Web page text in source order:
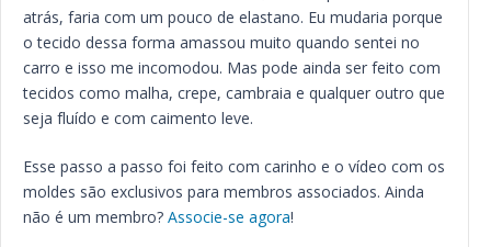
atrás, faria com um pouco de elastano. Eu mudaria porque
o tecido dessa forma amassou muito quando sentei no
carro e isso me incomodou. Mas pode ainda ser feito com
tecidos como malha, crepe, cambraia e qualquer outro que
seja fluído e com caimento leve.
Esse passo a passo foi feito com carinho e o vídeo com os
moldes são exclusivos para membros associados. Ainda
não é um membro? Associe-se agora!